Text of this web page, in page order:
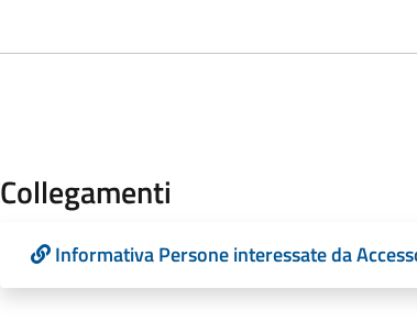
Collegamenti
Informativa Persone interessate da